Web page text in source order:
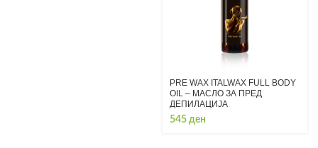
PRE WAX ITALWAX FULL BODY
OIL – МАСЛО ЗА ПРЕД
ДЕПИЛАЦИЈА
545 ден